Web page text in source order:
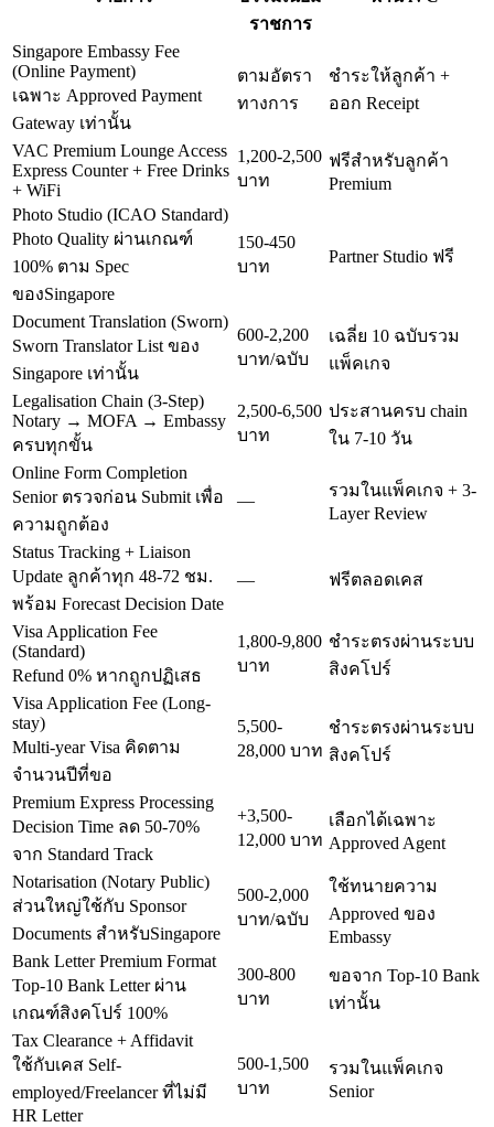
ราชการ
Singapore Embassy Fee
(Online Payment)
เฉพาะ Approved Payment
Gateway เท่านั้น
ตามอัตรา
ทางการ
ชำระให้ลูกค้า +
ออก Receipt
VAC Premium Lounge Access
Express Counter + Free Drinks
+ WiFi
1,200-2,500
บาท
ฟรีสำหรับลูกค้า
Premium
Photo Studio (ICAO Standard)
Photo Quality ผ่านเกณฑ์
100% ตาม Spec
ของSingapore
150-450
บาท
Partner Studio ฟรี
Document Translation (Sworn)
Sworn Translator List ของ
Singapore เท่านั้น
600-2,200
บาท/ฉบับ
เฉลี่ย 10 ฉบับรวม
แพ็คเกจ
Legalisation Chain (3-Step)
Notary → MOFA → Embassy
ครบทุกขั้น
2,500-6,500
บาท
ประสานครบ chain
ใน 7-10 วัน
Online Form Completion
Senior ตรวจก่อน Submit เพื่อ
ความถูกต้อง
—
รวมในแพ็คเกจ + 3-
Layer Review
Status Tracking + Liaison
Update ลูกค้าทุก 48-72 ชม.
พร้อม Forecast Decision Date
— ฟรีตลอดเคส
Visa Application Fee
(Standard)
Refund 0% หากถูกปฏิเสธ
1,800-9,800
บาท
ชำระตรงผ่านระบบ
สิงคโปร์
Visa Application Fee (Long-
stay)
Multi-year Visa คิดตาม
จำนวนปีที่ขอ
5,500-
28,000 บาท
ชำระตรงผ่านระบบ
สิงคโปร์
Premium Express Processing
Decision Time ลด 50-70%
จาก Standard Track
+3,500-
12,000 บาท
เลือกได้เฉพาะ
Approved Agent
Notarisation (Notary Public)
ส่วนใหญ่ใช้กับ Sponsor
Documents สำหรับSingapore
500-2,000
บาท/ฉบับ
ใช้ทนายความ
Approved ของ
Embassy
Bank Letter Premium Format
Top-10 Bank Letter ผ่าน
เกณฑ์สิงคโปร์ 100%
300-800
บาท
ขอจาก Top-10 Bank
เท่านั้น
Tax Clearance + Affidavit
ใช้กับเคส Self-
employed/Freelancer ที่ไม่มี
HR Letter
500-1,500
บาท
รวมในแพ็คเกจ
Senior